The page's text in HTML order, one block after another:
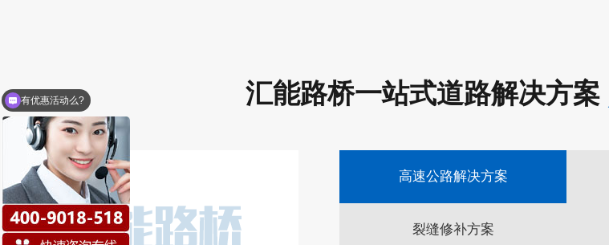
汇能路桥一站式道路解决方案
高速公路解决方案
裂缝修补方案
地面起砂起灰怎么处理?